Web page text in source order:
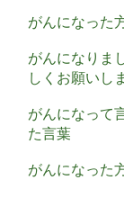
がんになっ
がんになりま
しくお願いし
がんになって
た言葉
がんになった